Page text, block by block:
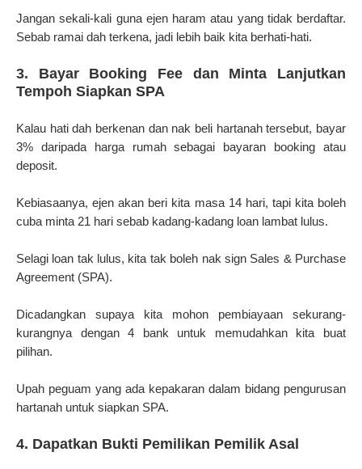
Jangan sekali-kali guna ejen haram atau yang tidak berdaftar.
Sebab ramai dah terkena, jadi lebih baik kita berhati-hati.
3. Bayar Booking Fee dan Minta Lanjutkan
Tempoh Siapkan SPA
Kalau hati dah berkenan dan nak beli hartanah tersebut, bayar
3% daripada harga rumah sebagai bayaran booking atau
deposit.
Kebiasaanya, ejen akan beri kita masa 14 hari, tapi kita boleh
cuba minta 21 hari sebab kadang-kadang loan lambat lulus.
Selagi loan tak lulus, kita tak boleh nak sign Sales & Purchase
Agreement (SPA).
Dicadangkan supaya kita mohon pembiayaan sekurang-
kurangnya dengan 4 bank untuk memudahkan kita buat
pilihan.
Upah peguam yang ada kepakaran dalam bidang pengurusan
hartanah untuk siapkan SPA.
4. Dapatkan Bukti Pemilikan Pemilik Asal